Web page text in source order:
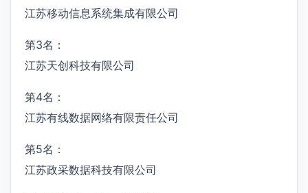
江苏移动信息系统集成有限公司
第3名：
江苏天创科技有限公司
第4名：
江苏有线数据网络有限责任公司
第5名：
江苏政采数据科技有限公司